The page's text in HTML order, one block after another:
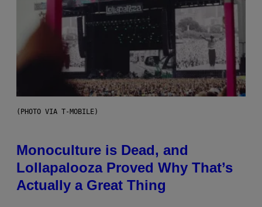
(PHOTO VIA T-MOBILE)
Monoculture is Dead, and
Lollapalooza Proved Why That’s
Actually a Great Thing